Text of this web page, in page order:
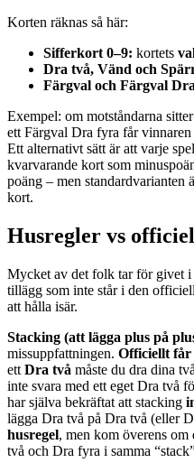
Korten räknas så här:
Sifferkort 0–9: kortets
Dra två, Vänd och
Färgval och Färgval
Exempel: om motståndarna
ett Färgval Dra fyra får
Ett alternativt sätt är att varje
kvarvarande kort som
poäng – men standardvarianten
kort.
Husregler vs
Mycket av det folk tar för givet
tillägg som inte står i den
att hålla isär.
Stacking (att lägga plus på
missuppfattningen. Officiellt får
ett Dra två måste du dra dina
inte svara med ett eget Dra två
har själva bekräftat att stacking
lägga Dra två på Dra två (eller
husregel, men kom överens
två och Dra fyra i samma